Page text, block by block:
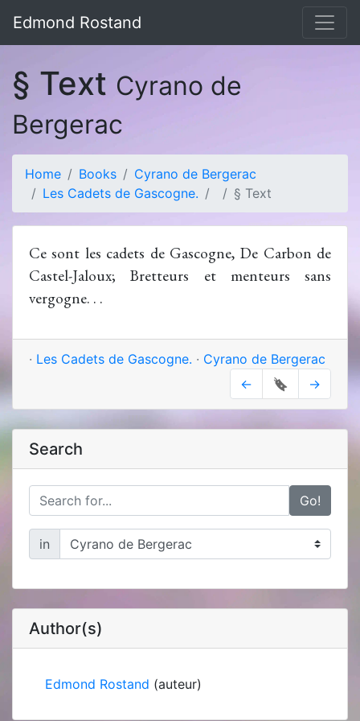
Edmond Rostand
§ Text Cyrano de
Bergerac
Home Books
Cyrano de Bergerac
Les Cadets de Gascogne.
§ Text
Ce sont les cadets de Gascogne, De Carbon de
Castel-Jaloux; Bretteurs et menteurs sans
vergogne. . .
· Les Cadets de Gascogne. · Cyrano de Bergerac
←
🔖 →
Search
Go!
in
Author(s)
Edmond Rostand (auteur)